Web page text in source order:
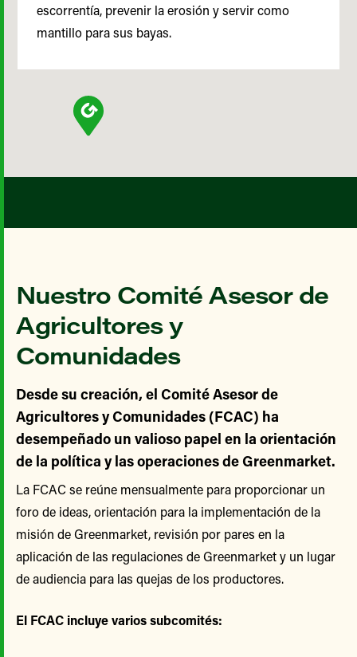
Nuestro Comité Asesor de
Agricultores y
Comunidades
Desde su creación, el Comité Asesor de
Agricultores y Comunidades (FCAC) ha
desempeñado un valioso papel en la orientación
de la política y las operaciones de Greenmarket.
La FCAC se reúne mensualmente para proporcionar un
foro de ideas, orientación para la implementación de la
misión de Greenmarket, revisión por pares en la
aplicación de las regulaciones de Greenmarket y un lugar
de audiencia para las quejas de los productores.
El FCAC incluye varios subcomités:
escorrentía, prevenir la erosión y servir como
mantillo para sus bayas.